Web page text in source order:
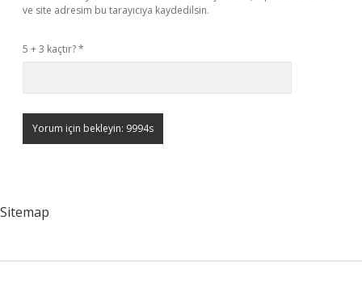
ve site adresim bu tarayıcıya kaydedilsin.
5 + 3 kaçtır?*
Sitemap